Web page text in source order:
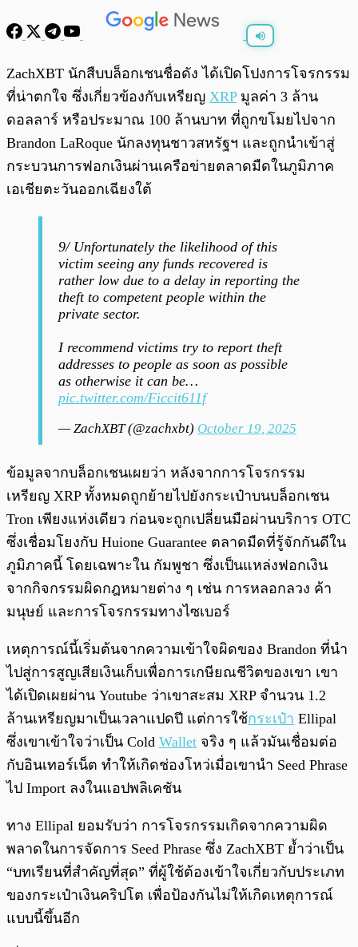
พร้อมเล่น /
ZachXBT นักสืบบล็อกเชนชื่อดัง ได้เปิดโปงการโจรกรรม
ที่น่าตกใจ ซึ่งเกี่ยวข้องกับเหรียญ XRPมูลค่า 3 ล้าน
ดอลลาร์ หรือประมาณ 100 ล้านบาท ที่ถูกขโมยไปจาก
Brandon LaRoque นักลงทุนชาวสหรัฐฯ และถูกนำเข้าสู่
กระบวนการฟอกเงินผ่านเครือข่ายตลาดมืดในภูมิภาค
เอเชียตะวันออกเฉียงใต้
9/ Unfortunately the likelihood of this
victim seeing any funds recovered is
rather low due to a delay in reporting the
theft to competent people within the
private sector.
I recommend victims try to report theft
addresses to people as soon as possible
as otherwise it can be…
pic.twitter.com/Ficcit611f
— ZachXBT (@zachxbt) October 19, 2025
ข้อมูลจากบล็อกเชนเผยว่า หลังจากการโจรกรรม
เหรียญ XRP ทั้งหมดถูกย้ายไปยังกระเป๋าบนบล็อกเชน
Tron เพียงแห่งเดียว ก่อนจะถูกเปลี่ยนมือผ่านบริการ OTC
ซึ่งเชื่อมโยงกับ Huione Guarantee ตลาดมืดที่รู้จักกันดีใน
ภูมิภาคนี้ โดยเฉพาะใน กัมพูชา ซึ่งเป็นแหล่งฟอกเงิน
จากกิจกรรมผิดกฎหมายต่าง ๆ เช่น การหลอกลวง ค้า
มนุษย์ และการโจรกรรมทางไซเบอร์
เหตุการณ์นี้เริ่มต้นจากความเข้าใจผิดของ Brandon ที่นำ
ไปสู่การสูญเสียเงินเก็บเพื่อการเกษียณชีวิตของเขา เขา
ได้เปิดเผยผ่าน Youtube ว่าเขาสะสม XRP จำนวน 1.2
ล้านเหรียญมาเป็นเวลาแปดปี แต่การใช้กระเป๋า Ellipal
ซึ่งเขาเข้าใจว่าเป็น Cold Wallet จริง ๆ แล้วมันเชื่อมต่อ
กับอินเทอร์เน็ต ทำให้เกิดช่องโหว่เมื่อเขานำ Seed Phrase
ไป Import ลงในแอปพลิเคชัน
ทาง Ellipal ยอมรับว่า การโจรกรรมเกิดจากความผิด
พลาดในการจัดการ Seed Phrase ซึ่ง ZachXBT ย้ำว่าเป็น
“บทเรียนที่สำคัญที่สุด” ที่ผู้ใช้ต้องเข้าใจเกี่ยวกับประเภท
ของกระเป๋าเงินคริปโต เพื่อป้องกันไม่ให้เกิดเหตุการณ์
แบบนี้ขึ้นอีก